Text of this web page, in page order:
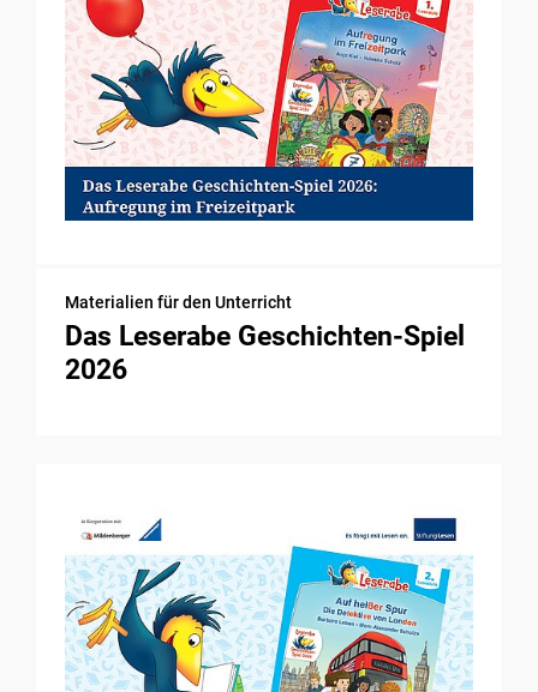
Materialien für den Unterricht
Das Leserabe Geschichten-Spiel
2026